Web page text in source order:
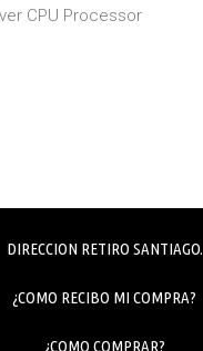
CPU Processor
DIRECCION RETIRO SANTIAGO.
¿COMO RECIBO MI COMPRA?
¿COMO COMPRAR?